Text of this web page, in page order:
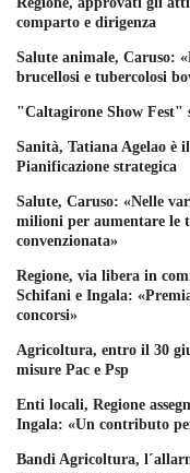
comparto e dirigenza
Salute animale, Caruso:
brucellosi e tubercolosi
"Caltagirone Show Fest"
Sanità, Tatiana Agelao è
Pianificazione strategica
Salute, Caruso: «Nelle
milioni per aumentare le
convenzionata»
Regione, via libera in
Schifani e Ingala:
concorsi»
Agricoltura, entro il 30
misure Pac e Psp
Enti locali, Regione
Ingala: «Un contributo
Bandi Agricoltura,